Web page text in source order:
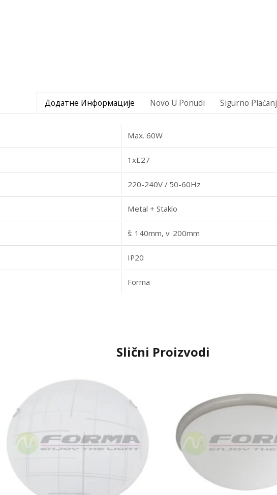
Додатне Информације Novo U Ponudi Sigurno
Max. 60W
1xE27
220-240V / 50-60Hz
Metal + Staklo
š: 140mm, v: 200mm
IP20
Forma
Slični Proizvodi